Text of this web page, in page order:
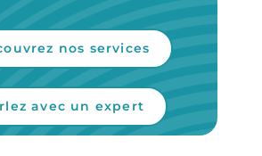
nos services
avec un expert